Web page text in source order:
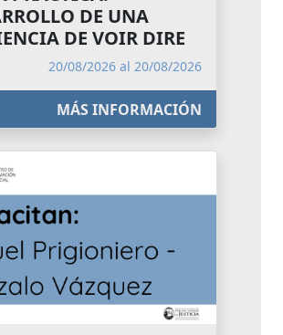
DE UNA
DE VOIR DIRE
20/08/2026 al 20/08/2026
MÁS INFORMACIÓN